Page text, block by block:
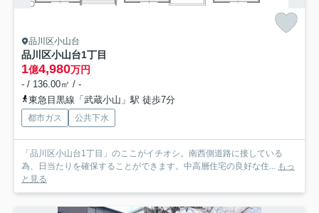
品川区小山台
品川区小山台1丁目
1億4,980万円
- / 136.00㎡ / -
東急目黒線「武蔵小山」駅 徒歩7分
都市ガス 公共下水
「品川区小山台1丁目」のここがイチオシ。南西側道路に接している
為、日当たりを確保することができます。中高層住宅の良好な住... もっ
と見る